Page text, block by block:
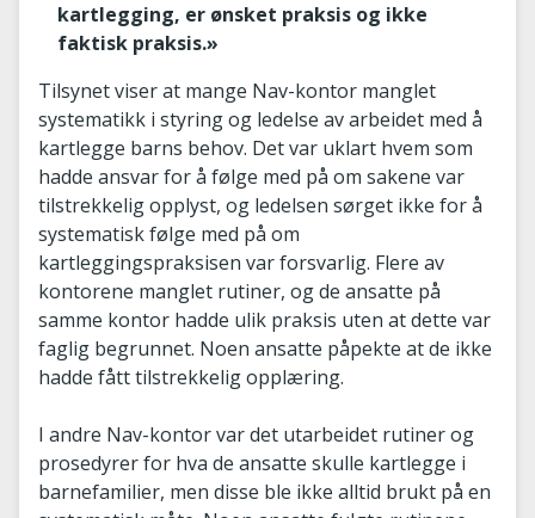
kartlegging, er ønsket praksis og ikke
faktisk praksis.»
Tilsynet viser at mange Nav-kontor manglet
systematikk i styring og ledelse av arbeidet med å
kartlegge barns behov. Det var uklart hvem som
hadde ansvar for å følge med på om sakene var
tilstrekkelig opplyst, og ledelsen sørget ikke for å
systematisk følge med på om
kartleggingspraksisen var forsvarlig. Flere av
kontorene manglet rutiner, og de ansatte på
samme kontor hadde ulik praksis uten at dette var
faglig begrunnet. Noen ansatte påpekte at de ikke
hadde fått tilstrekkelig opplæring.
I andre Nav-kontor var det utarbeidet rutiner og
prosedyrer for hva de ansatte skulle kartlegge i
barnefamilier, men disse ble ikke alltid brukt på en